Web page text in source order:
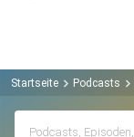
Startseite Podcasts